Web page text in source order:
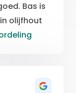
Bas is
olijfhout